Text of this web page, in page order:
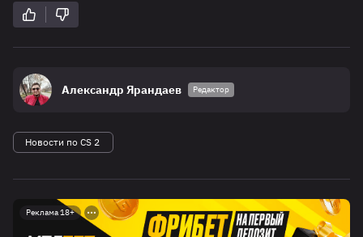
Александр Ярандаев Редактор
Новости по CS 2
Реклама 18+